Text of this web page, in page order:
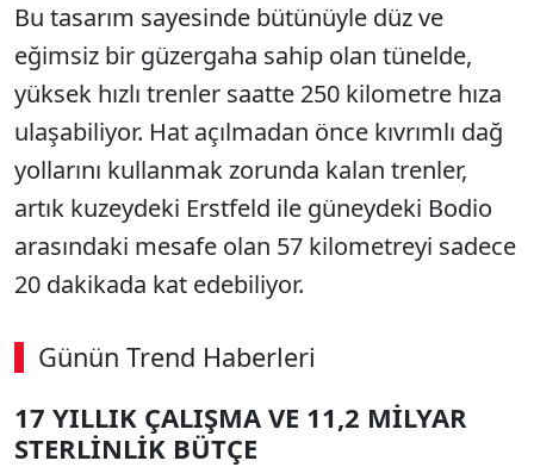
Bu tasarım sayesinde bütünüyle düz ve
eğimsiz bir güzergaha sahip olan tünelde,
yüksek hızlı trenler saatte 250 kilometre hıza
ulaşabiliyor. Hat açılmadan önce kıvrımlı dağ
yollarını kullanmak zorunda kalan trenler,
artık kuzeydeki Erstfeld ile güneydeki Bodio
arasındaki mesafe olan 57 kilometreyi sadece
20 dakikada kat edebiliyor.
Günün Trend Haberleri
17 YILLIK ÇALIŞMA VE 11,2 MİLYAR
STERLİNLİK BÜTÇE